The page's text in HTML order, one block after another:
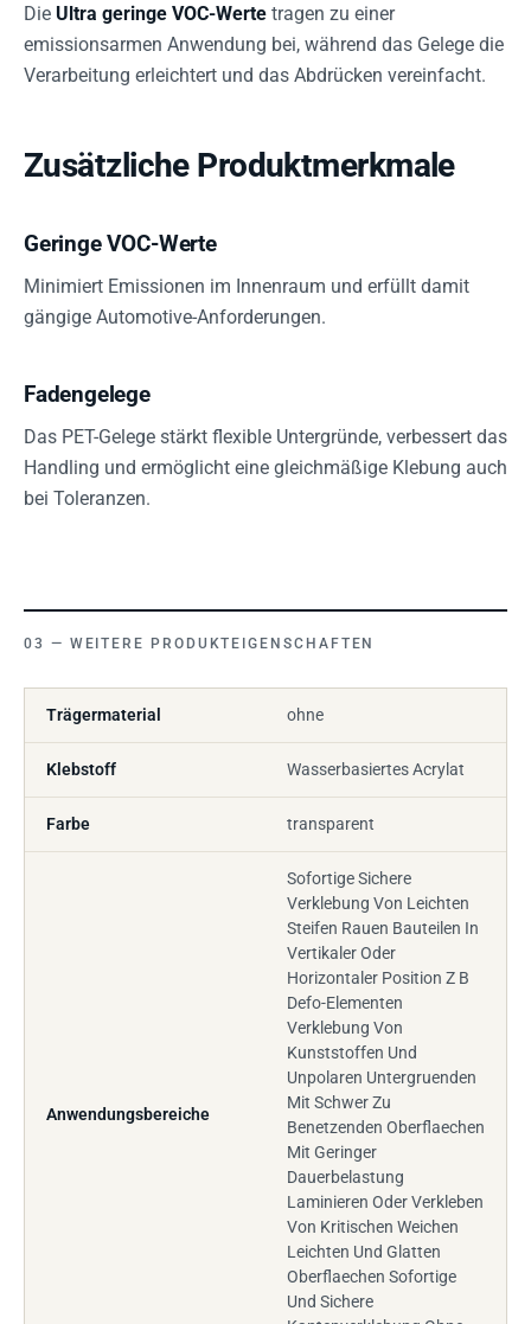
Die Ultra geringe VOC-Werte tragen zu einer
emissionsarmen Anwendung bei, während das Gelege die
Verarbeitung erleichtert und das Abdrücken vereinfacht.
Zusätzliche Produktmerkmale
Geringe VOC-Werte
Minimiert Emissionen im Innenraum und erfüllt damit
gängige Automotive-Anforderungen.
Fadengelege
Das PET-Gelege stärkt flexible Untergründe, verbessert das
Handling und ermöglicht eine gleichmäßige Klebung auch
bei Toleranzen.
WEITERE PRODUKTEIGENSCHAFTEN
Trägermaterial ohne
Klebstoff Wasserbasiertes Acrylat
Farbe transparent
Anwendungsbereiche
Sofortige Sichere
Verklebung Von Leichten
Steifen Rauen Bauteilen In
Vertikaler Oder
Horizontaler Position Z B
Defo-Elementen
Verklebung Von
Kunststoffen Und
Unpolaren Untergruenden
Mit Schwer Zu
Benetzenden Oberflaechen
Mit Geringer
Dauerbelastung
Laminieren Oder Verkleben
Von Kritischen Weichen
Leichten Und Glatten
Oberflaechen Sofortige
Und Sichere